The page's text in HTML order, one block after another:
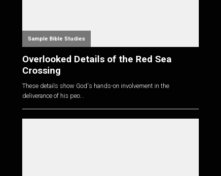
Sample Bible Studies
Overlooked Details of the Red Sea
Crossing
These details show God's hands-on involvement in the
deliverance of his peo...